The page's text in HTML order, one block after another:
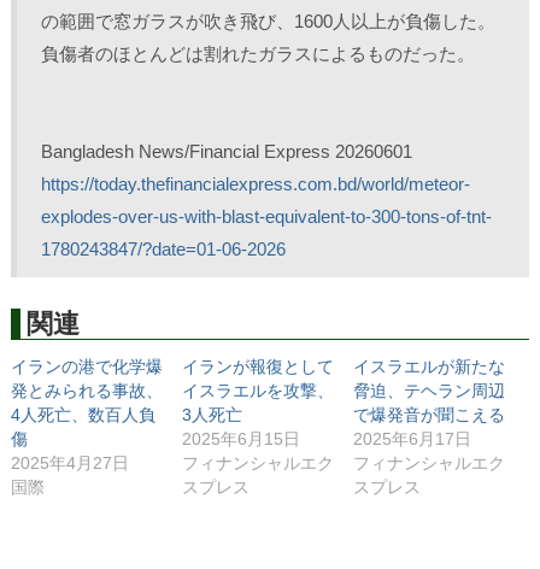
の範囲で窓ガラスが吹き飛び、1600人以上が負傷した。
負傷者のほとんどは割れたガラスによるものだった。
Bangladesh News/Financial Express 20260601
https://today.thefinancialexpress.com.bd/world/meteor-
explodes-over-us-with-blast-equivalent-to-300-tons-of-tnt-
1780243847/?date=01-06-2026
関連
イランの港で化学爆
発とみられる事故、
4人死亡、数百人負
傷
2025年4月27日
国際
イランが報復として
イスラエルを攻撃、
3人死亡
2025年6月15日
フィナンシャルエク
スプレス
イスラエルが新たな
脅迫、テヘラン周辺
で爆発音が聞こえる
2025年6月17日
フィナンシャルエク
スプレス